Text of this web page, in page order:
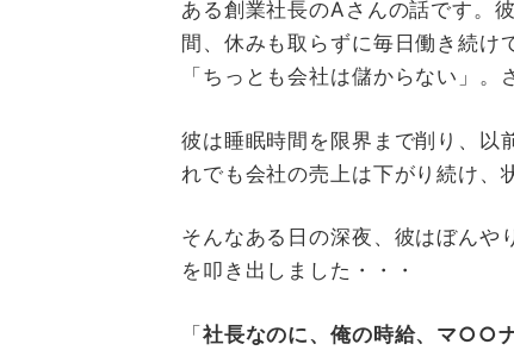
ある創業社長のAさんの話です。
間、休みも取らずに毎日働き続け
「ちっとも会社は儲からない」。
彼は睡眠時間を限界まで削り、以
れでも会社の売上は下がり続け、
そんなある日の深夜、彼はぼんや
を叩き出しました・・・
「社長なのに、俺の時給、マ○○